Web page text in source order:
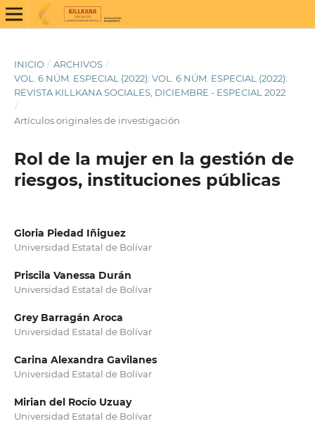
INICIO / ARCHIVOS /
VOL. 6 NÚM. ESPECIAL (2022): VOL. 6 NÚM. ESPECIAL (2022):
REVISTA KILLKANA SOCIALES, DICIEMBRE - ESPECIAL 2022
/
Artículos originales de investigación
Rol de la mujer en la gestión de
riesgos, instituciones públicas
Gloria Piedad Iñiguez
Universidad Estatal de Bolívar
Priscila Vanessa Durán
Universidad Estatal de Bolívar
Grey Barragán Aroca
Universidad Estatal de Bolívar
Carina Alexandra Gavilanes
Universidad Estatal de Bolívar
Mirian del Rocío Uzuay
Universidad Estatal de Bolívar